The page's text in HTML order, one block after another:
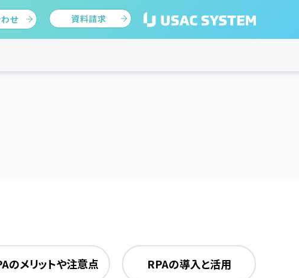
せ 資料請求
のメリットや注意点 RPAの導入と活用